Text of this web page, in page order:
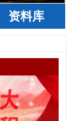
资料库